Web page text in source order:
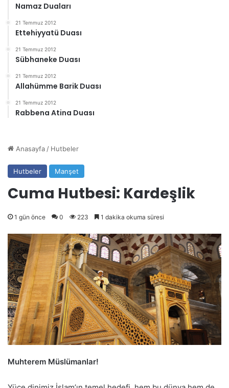
Namaz Duaları
21 Temmuz 2012
Ettehiyyatü Duası
21 Temmuz 2012
Sübhaneke Duası
21 Temmuz 2012
Allahümme Barik Duası
21 Temmuz 2012
Rabbena Atina Duası